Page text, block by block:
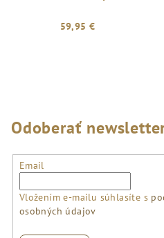
59,95 €
Odoberať
Email
Vložením e-mailu súhlasíte s
osobných údajov